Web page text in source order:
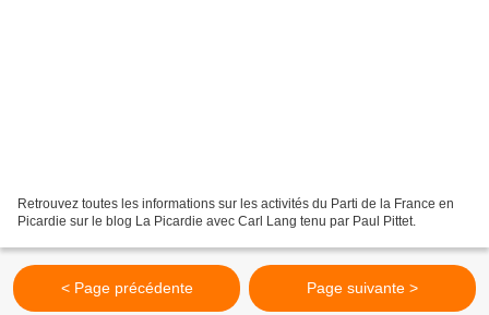
Retrouvez toutes les informations sur les activités du Parti de la France en
Picardie sur le blog La Picardie avec Carl Lang tenu par Paul Pittet.
< Page précédente Page suivante >